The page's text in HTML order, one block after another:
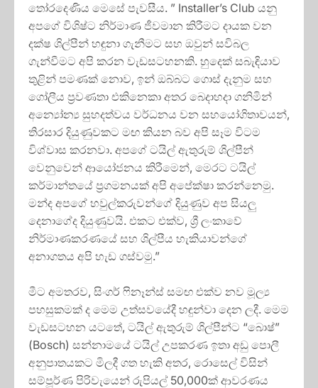
තෝරදෙණිය මෙසේ පැවසීය. ” Installer’s Club යනු
අපගේ විශිෂ්ට නිර්මාණ ජීවමාන කිරීමට දායක වන
දක්ෂ ශිල්පීන් හඳුනා ගැනීමට සහ ඔවුන් සවිබල
ගැන්වීමට අපි කරන වැඩසටහනකි. හුදෙක් සබැඳියාව
තුළින් පමණක් නොව, ඉන් ඔබ්බට ගොස් දැනුම සහ
ගෝලීය ප්‍රවණතා එකිනෙකා අතර බෙදාහදා ගනිමින්
අන්‍යෝන්‍ය සුහදත්වය වර්ධනය වන සහයෝගිතාවයන්,
තිරසාර දියුණුවකට මඟ කියන බව අපි සෑම විටම
විශ්වාස කරනවා. අපගේ ටයිල් ඇතුරුම් ශිල්පීන්
වෙනුවෙන් ආයෝජනය කිරීමෙන්, මෙරට ටයිල්
කර්මාන්තයේ ප්‍රගමනයක් අපි අපේක්ෂා කරන්නෙමු.
මන්ද අපගේ හවුල්කරුවන්ගේ දියුණුව අප සියලු
දෙනාගේද දියුණුවයි. එකට එක්ව, ශ්‍රී ලංකාවේ
නිර්මාණකරණයේ සහ ශිල්පීය හැකියාවන්ගේ
අනාගතය අපි හැඩ ගස්වමු.”
මීට අමතරව, සිංගර් ෆිනෑන්ස් සමඟ එක්ව නව මූල්‍ය
පහසුකමක් ද මෙම උත්සවයේදී හඳුන්වා දෙන ලදී. මෙම
වැඩසටහන යටතේ, ටයිල් ඇතුරුම් ශිල්පීන්ට “බොෂ්”
(Bosch) සන්නාමයේ ටයිල් උපකරණ ඉතා අඩු පොලී
අනුපාතයකට මිලදී ගත හැකි අතර, රොසෙල් විසින්
සම්පූර්ණ පිරිවැයෙන් රුපියල් 50,000ක් ආවරණය